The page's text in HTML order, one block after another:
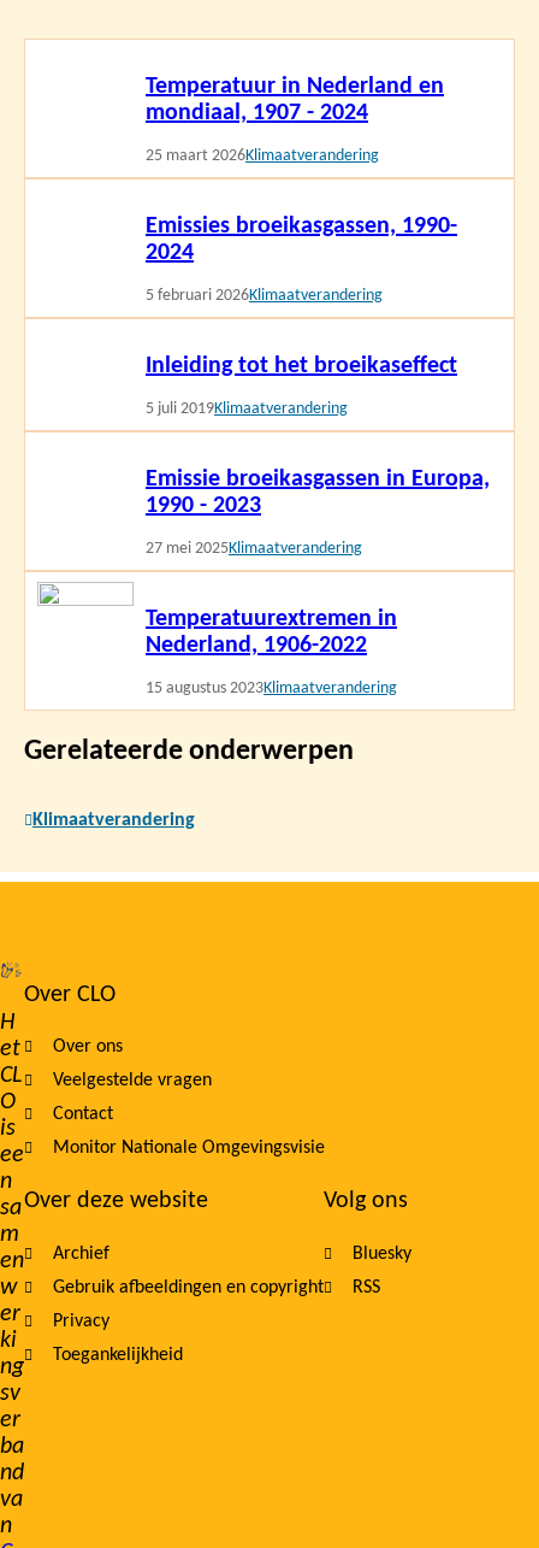
Temperatuur in Nederland en
mondiaal, 1907 - 2024
25 maart 2026Klimaatverandering
Emissies broeikasgassen, 1990-
2024
5 februari 2026Klimaatverandering
Inleiding tot het broeikaseffect
5 juli 2019Klimaatverandering
Emissie broeikasgassen in Europa,
1990 - 2023
27 mei 2025Klimaatverandering
Temperatuurextremen in
Nederland, 1906-2022
15 augustus 2023Klimaatverandering
Lees
Gerelateerde onderwerpen
Klimaatverandering
H
et
CL
O
is
ee
n
sa
m
en
w
er
ki
ng
sv
er
ba
nd
va
n
Footer
navigation
Over CLO
Over ons
Veelgestelde vragen
Contact
Monitor Nationale Omgevingsvisie
Over deze website
Archief
Gebruik afbeeldingen en copyright
Privacy
Toegankelijkheid
Volg ons
Bluesky
RSS